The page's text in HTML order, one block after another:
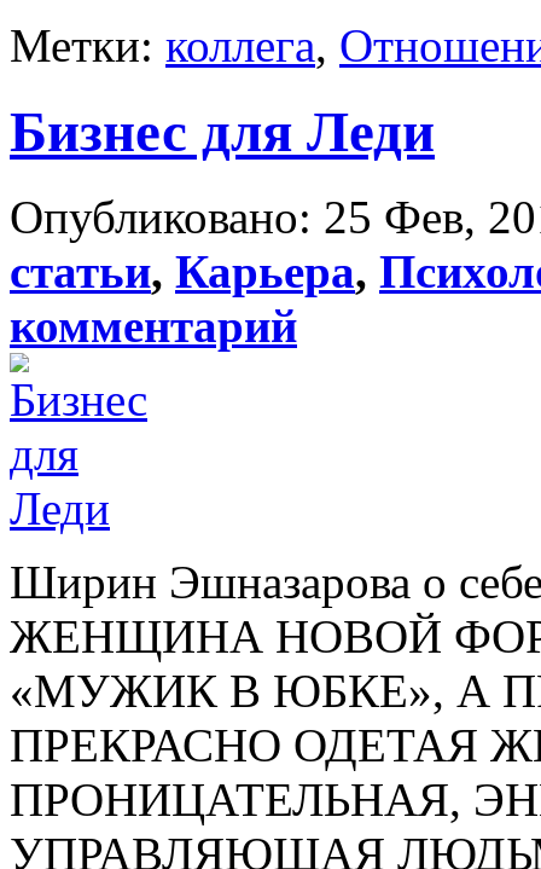
Метки: коллега,
Бизнес для Леди
Опубликовано: 25 Фев,
статьи, Карьера,
комментарий
Ширин Эшназарова о
ЖЕНЩИНА НОВОЙ
«МУЖИК В ЮБКЕ», А
ПРЕКРАСНО ОДЕТАЯ
ПРОНИЦАТЕЛЬНАЯ,
УПРАВЛЯЮЩАЯ